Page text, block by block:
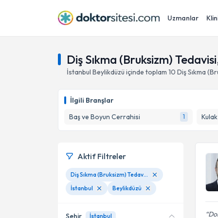
Uzmanlar
Diş Sıkma (Bruksizm)
İstanbul Beylikdüzü içinde toplam 10 Diş Sıkma
İlgili Branşlar
Baş ve Boyun Cerrahisi
1
Aktif Filtreler
Diş Sıkma (Bruksizm) Tedavisi
İstanbul
Beylikdüzü
Şehir İstanbul